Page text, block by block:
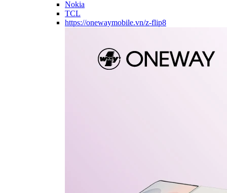
Nokia
TCL
https://onewaymobile.vn/z-flip8